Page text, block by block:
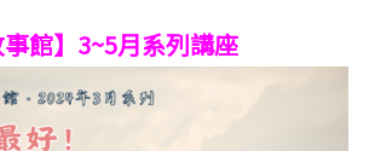
事館】3~5月系列講座